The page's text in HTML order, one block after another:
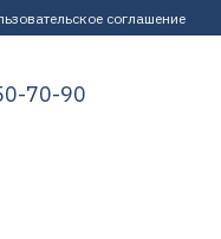
соглашение
70-90